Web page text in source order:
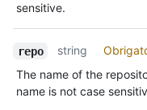
sensitive.
repo string
The name of the
name is not case